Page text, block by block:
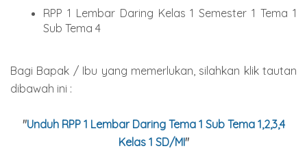
RPP 1 Lembar Daring Kelas 1 Semester 1 Tema 1
Sub Tema 4
Bagi Bapak / Ibu yang memerlukan, silahkan klik tautan
dibawah ini :
"Unduh RPP 1 Lembar Daring Tema 1 Sub Tema 1,2,3,4
Kelas 1 SD/MI"